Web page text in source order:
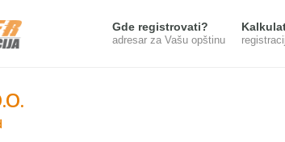
Gde registrovati?
adresar za Vašu opštinu